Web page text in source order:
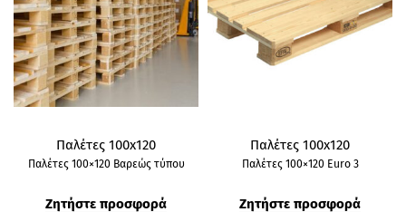
Παλέτες 100x120
Παλέτες 100×120 Βαρεώς τύπου
Ζητήστε προσφορά
Παλέτες 100x120
Παλέτες 100×120 Euro 3
Ζητήστε προσφορά